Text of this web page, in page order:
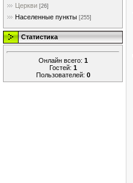
Церкви [26]
Населенные пункты [255]
Статистика
Онлайн всего: 1
Гостей: 1
Пользователей: 0